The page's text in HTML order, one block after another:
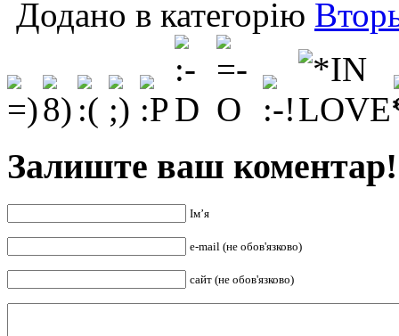
Додано в категорію
Залиште ваш коментар!
Ім’я
e-mail (не обов'язково)
сайт (не обов'язково)